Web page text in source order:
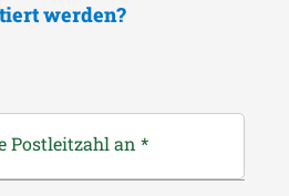
werden?
Postleitzahl an *